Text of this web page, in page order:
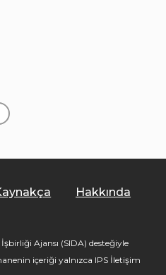
Hakkında
Ajansı (SIDA) desteğiyle
içeriği yalnızca IPS İletişim